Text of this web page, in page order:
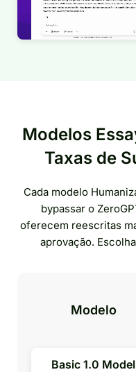
Modelos
Taxas de
Cada modelo
bypassar o
oferecem reescritas
aprovação.
Modelo
Basic 1.0 Model